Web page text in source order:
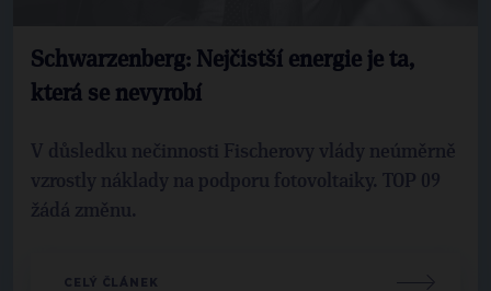
Schwarzenberg: Nejčistší energie je ta,
která se nevyrobí
V důsledku nečinnosti Fischerovy vlády neúměrně
vzrostly náklady na podporu fotovoltaiky. TOP 09
žádá změnu.
CELÝ ČLÁNEK